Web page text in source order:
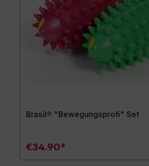
Brasil® "Bewegungsprofi" Set
€34.90*